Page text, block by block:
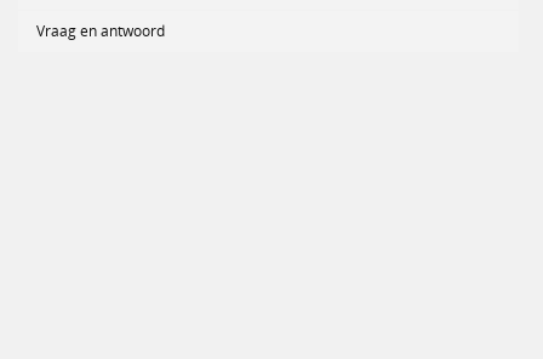
Vraag en antwoord